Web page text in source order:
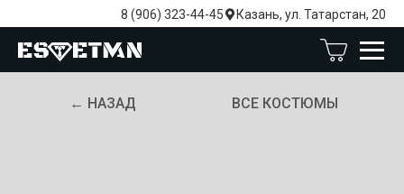
8 (906) 323-44-45 Казань, ул. Татарстан, 20
ВСЕ КОСТЮМЫ
← НАЗАД